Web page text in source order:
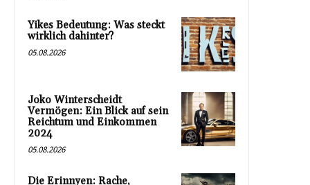
Yikes Bedeutung: Was steckt
wirklich dahinter?
05.08.2026
Joko Winterscheidt
Vermögen: Ein Blick auf sein
Reichtum und Einkommen
2024
05.08.2026
Die Erinnyen: Rache,